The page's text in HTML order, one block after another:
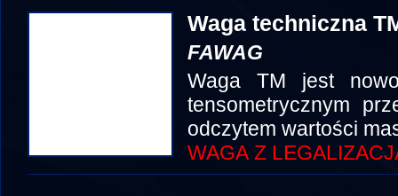
Waga techniczna
FAWAG
Waga TM jest
tensometrycznym
odczytem wartości
WAGA Z